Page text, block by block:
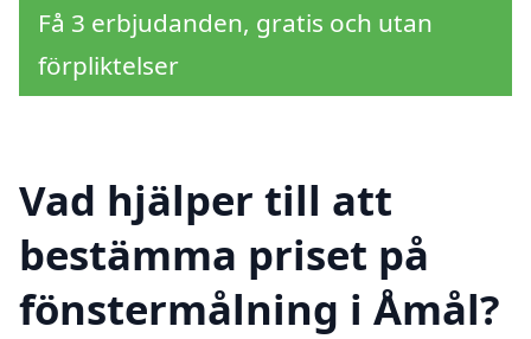
Få 3 erbjudanden, gratis och utan
förpliktelser
Vad hjälper till att
bestämma priset på
fönstermålning i Åmål?